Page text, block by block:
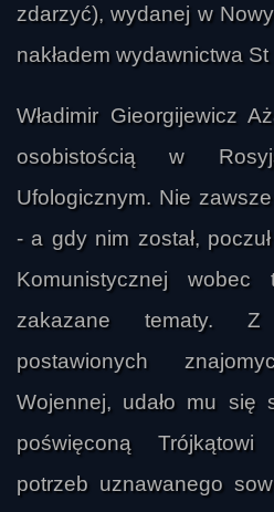
zdarzyć), wydanej w
nakładem wydawnictwa
Władimir Gieorgijewicz
osobistością w
Ufologicznym. Nie
- a gdy nim został,
Komunistycznej
zakazane tematy.
postawionych
Wojennej, udało mu się
poświęconą
potrzeb uznawanego